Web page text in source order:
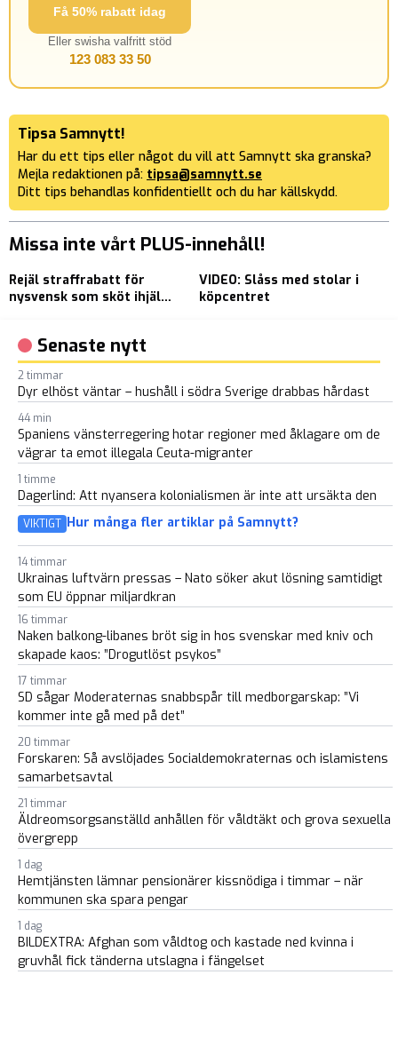
Få 50% rabatt idag
Eller swisha valfritt stöd
123 083 33 50
Tipsa Samnytt!
Har du ett tips eller något du vill att Samnytt ska granska?
Mejla redaktionen på: tipsa@samnytt.se
Ditt tips behandlas konfidentiellt och du har källskydd.
Missa inte vårt PLUS-innehåll!
Rejäl straffrabatt för
nysvensk som sköt ihjäl
VIDEO: Slåss med stolar i
köpcentret
Senaste nytt
2 timmar
Dyr elhöst väntar – hushåll i södra Sverige drabbas hårdast
44 min
Spaniens vänsterregering hotar regioner med åklagare om de
vägrar ta emot illegala Ceuta-migranter
1 timme
Dagerlind: Att nyansera kolonialismen är inte att ursäkta den
VIKTIGT Hur många fler artiklar på Samnytt?
14 timmar
Ukrainas luftvärn pressas – Nato söker akut lösning samtidigt
som EU öppnar miljardkran
16 timmar
Naken balkong-libanes bröt sig in hos svenskar med kniv och
skapade kaos: ”Drogutlöst psykos”
17 timmar
SD sågar Moderaternas snabbspår till medborgarskap: ”Vi
kommer inte gå med på det”
20 timmar
Forskaren: Så avslöjades Socialdemokraternas och islamistens
samarbetsavtal
21 timmar
Äldreomsorgsanställd anhållen för våldtäkt och grova sexuella
övergrepp
1 dag
Hemtjänsten lämnar pensionärer kissnödiga i timmar – när
kommunen ska spara pengar
1 dag
BILDEXTRA: Afghan som våldtog och kastade ned kvinna i
gruvhål fick tänderna utslagna i fängelset